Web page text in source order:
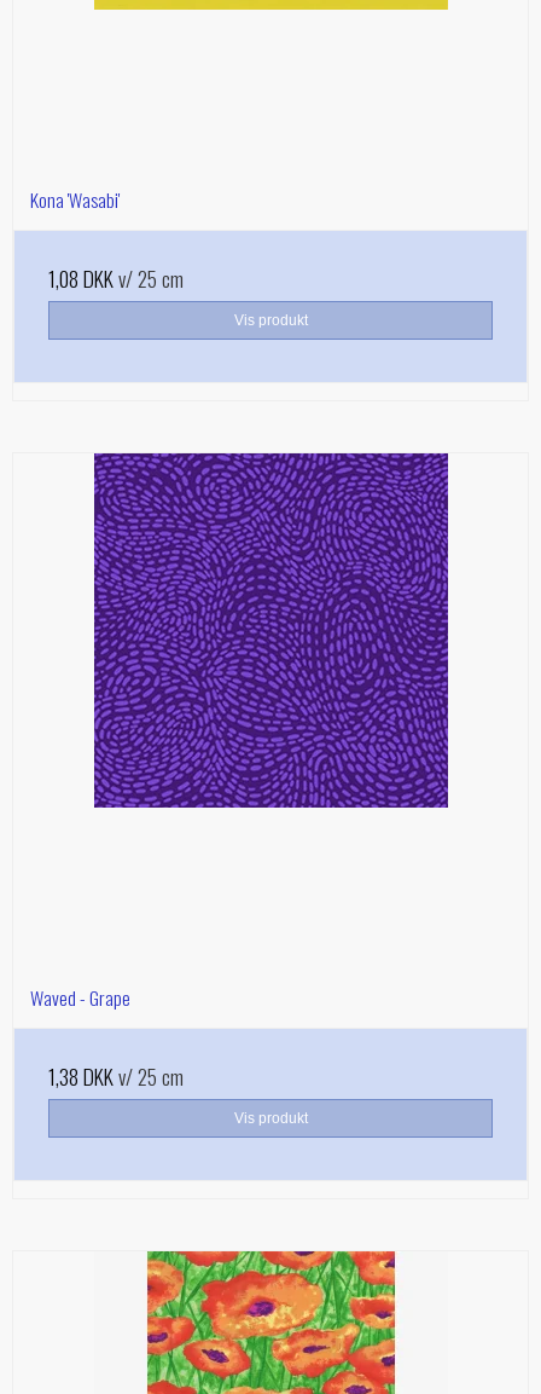
Kona 'Wasabi'
1,08 DKKv/ 25 cm
Vis produkt
Waved - Grape
1,38 DKKv/ 25 cm
Vis produkt